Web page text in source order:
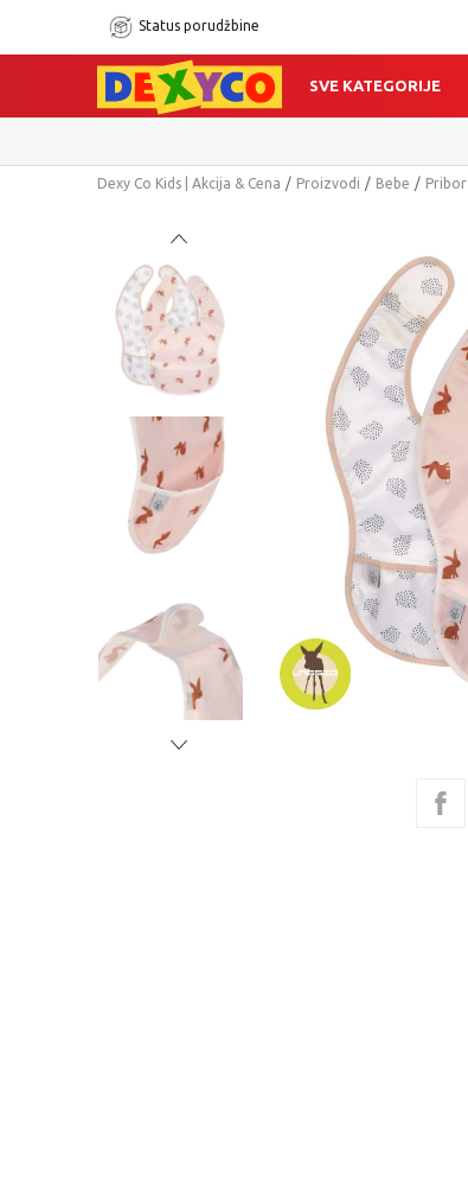
Status porudžbine
SVE KATEGORIJE
Dexy Co Kids | Akcija & Cena Proizvodi Bebe Pribor